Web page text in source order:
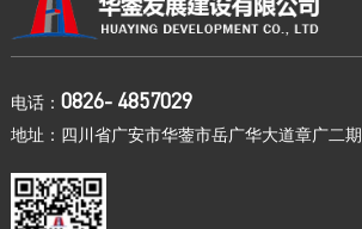
电话： 0826- 4857029
地址：四川省广安市华蓥市岳广华大道章广二期